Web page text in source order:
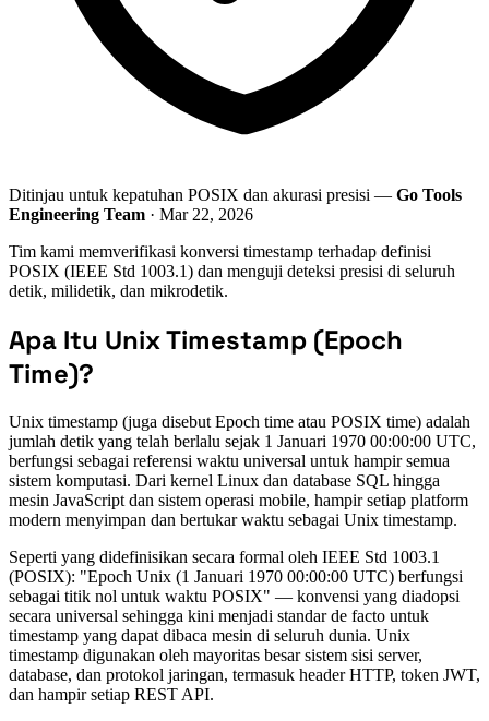
Ditinjau untuk kepatuhan POSIX dan akurasi presisi — Go Tools
Engineering Team · Mar 22, 2026
Tim kami memverifikasi konversi timestamp terhadap definisi
POSIX (IEEE Std 1003.1) dan menguji deteksi presisi di seluruh
detik, milidetik, dan mikrodetik.
Apa Itu Unix Timestamp (Epoch
Time)?
Unix timestamp (juga disebut Epoch time atau POSIX time) adalah
jumlah detik yang telah berlalu sejak 1 Januari 1970 00:00:00 UTC,
berfungsi sebagai referensi waktu universal untuk hampir semua
sistem komputasi. Dari kernel Linux dan database SQL hingga
mesin JavaScript dan sistem operasi mobile, hampir setiap platform
modern menyimpan dan bertukar waktu sebagai Unix timestamp.
Seperti yang didefinisikan secara formal oleh IEEE Std 1003.1
(POSIX): "Epoch Unix (1 Januari 1970 00:00:00 UTC) berfungsi
sebagai titik nol untuk waktu POSIX" — konvensi yang diadopsi
secara universal sehingga kini menjadi standar de facto untuk
timestamp yang dapat dibaca mesin di seluruh dunia. Unix
timestamp digunakan oleh mayoritas besar sistem sisi server,
database, dan protokol jaringan, termasuk header HTTP, token JWT,
dan hampir setiap REST API.